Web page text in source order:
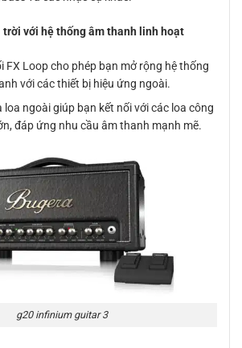
trời với hệ thống âm thanh linh hoạt
FX Loop cho phép bạn mở rộng hệ thống
với các thiết bị hiệu ứng ngoài.
loa ngoài giúp bạn kết nối với các loa công
đáp ứng nhu cầu âm thanh mạnh mẽ.
g20 infinium guitar 3